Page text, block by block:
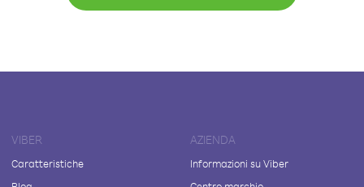
VIBER
Caratteristiche
AZIENDA
Informazioni su Viber